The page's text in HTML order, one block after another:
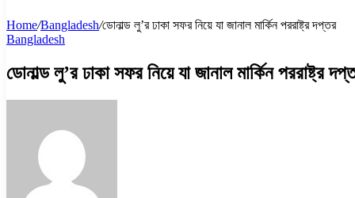
Home/Bangladesh/ডোনাল্ড লু’র ঢাকা সফর নিয়ে যা জানাল মার্কিন পররাষ্ট্র দপ্তর
Bangladesh
ডোনাল্ড লু’র ঢাকা সফর নিয়ে যা জানাল মার্কিন পররাষ্ট্র